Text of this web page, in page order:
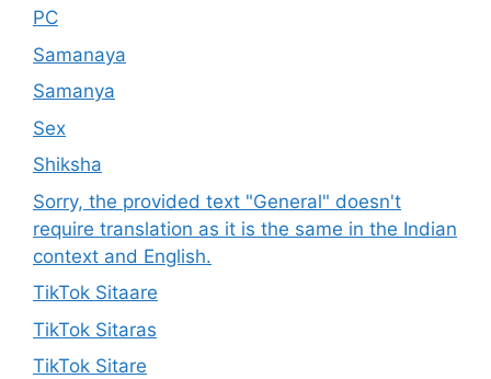
PC
Samanaya
Samanya
Sex
Shiksha
Sorry, the provided text "General" doesn't
require translation as it is the same in the Indian
context and English.
TikTok Sitaare
TikTok Sitaras
TikTok Sitare